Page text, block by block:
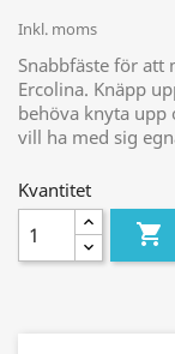
Inkl. moms
Snabbfäste för att
Ercolina. Knäpp
behöva knyta upp
vill ha med sig
Kvantitet
